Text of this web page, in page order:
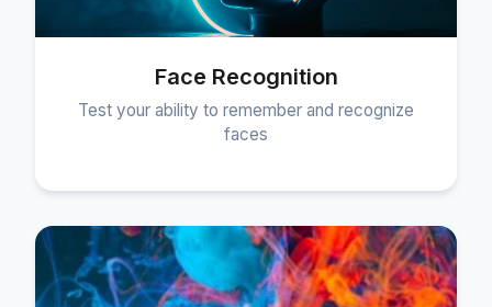
Face Recognition
Test your ability to remember and recognize
faces